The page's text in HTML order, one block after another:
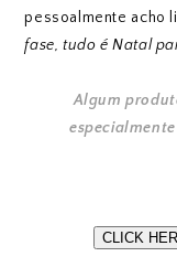
pessoalmente acho
fase, tudo é Natal
Algum
CLICK